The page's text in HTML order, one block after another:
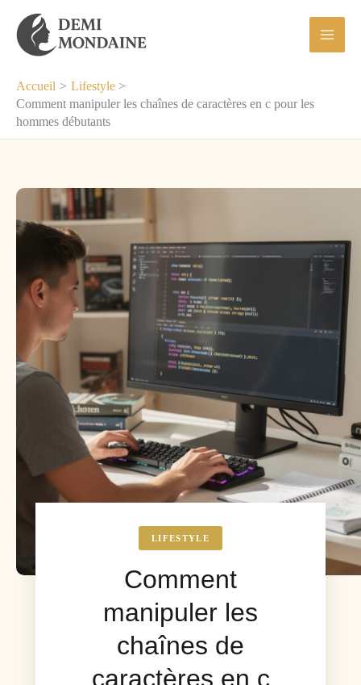
contenu
Accueil
Lifestyle
Comment manipuler les chaînes de caractères en c pour les
hommes débutants
LIFESTYLE
Comment
manipuler les
chaînes de
caractères en c